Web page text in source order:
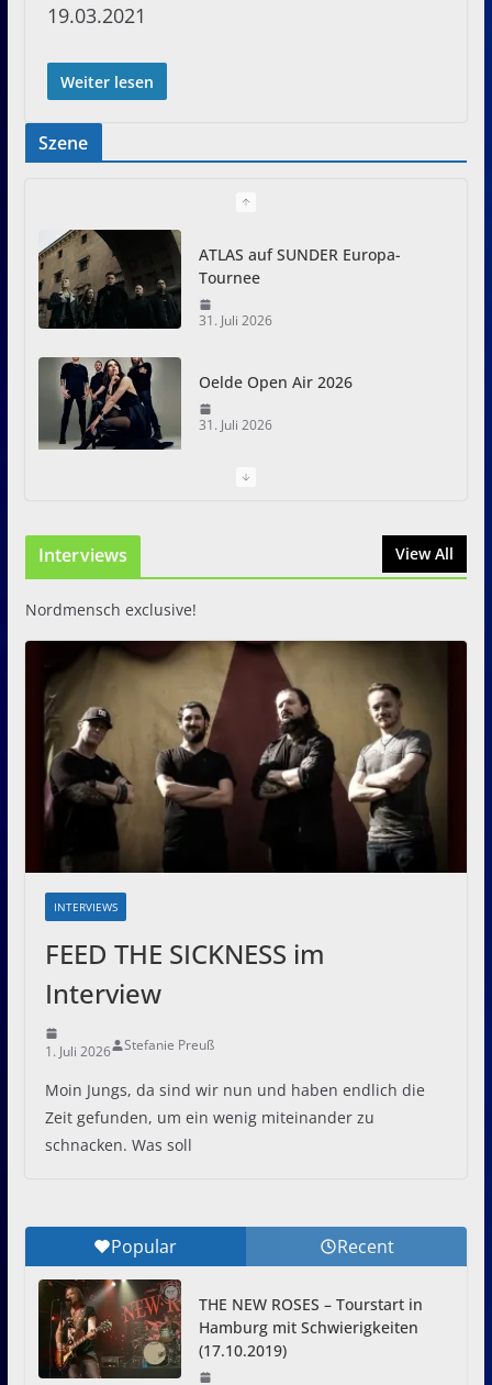
19.03.2021
Weiter lesen
Szene
ATLAS auf SUNDER Europa-
Tournee
31. Juli 2026
Oelde Open Air 2026
31. Juli 2026
I Prevail – Violent Nature
Interviews View All
Nordmensch exclusive!
INTERVIEWS
FEED THE SICKNESS im
Interview
1. Juli 2026 Stefanie Preuß
Moin Jungs, da sind wir nun und haben endlich die
Zeit gefunden, um ein wenig miteinander zu
schnacken. Was soll
Popular Recent
THE NEW ROSES – Tourstart in
Hamburg mit Schwierigkeiten
(17.10.2019)